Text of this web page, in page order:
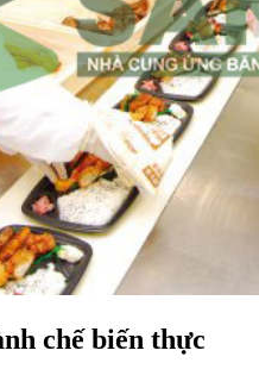
chế biến thực